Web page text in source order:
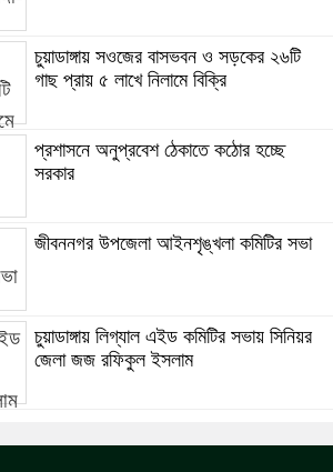
চুয়াডাঙ্গায় সওজের বাসভবন ও সড়কের ২৬টি
গাছ প্রায় ৫ লাখে নিলামে বিক্রি
প্রশাসনে অনুপ্রবেশ ঠেকাতে কঠোর হচ্ছে
সরকার
জীবননগর উপজেলা আইনশৃঙ্খলা কমিটির সভা
চুয়াডাঙ্গায় লিগ্যাল এইড কমিটির সভায় সিনিয়র
জেলা জজ রফিকুল ইসলাম